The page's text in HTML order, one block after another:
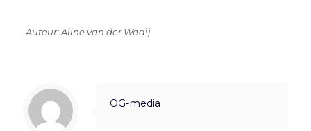
Auteur: Aline van der Waaij
OG-media